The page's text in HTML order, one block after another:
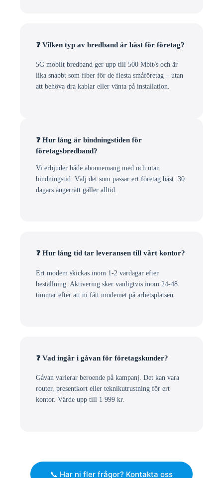
❓ Vilken typ av bredband är bäst för företag?
5G mobilt bredband ger upp till 500 Mbit/s och är
lika snabbt som fiber för de flesta småföretag – utan
att behöva dra kablar eller vänta på installation.
❓ Hur lång är bindningstiden för
företagsbredband?
Vi erbjuder både abonnemang med och utan
bindningstid. Välj det som passar ert företag bäst. 30
dagars ångerrätt gäller alltid.
❓ Hur lång tid tar leveransen till vårt kontor?
Ert modem skickas inom 1-2 vardagar efter
beställning. Aktivering sker vanligtvis inom 24-48
timmar efter att ni fått modemet på arbetsplatsen.
❓ Vad ingår i gåvan för företagskunder?
Gåvan varierar beroende på kampanj. Det kan vara
router, presentkort eller teknikutrustning för ert
kontor. Värde upp till 1 999 kr.
📞 Har ni fler frågor? Kontakta oss